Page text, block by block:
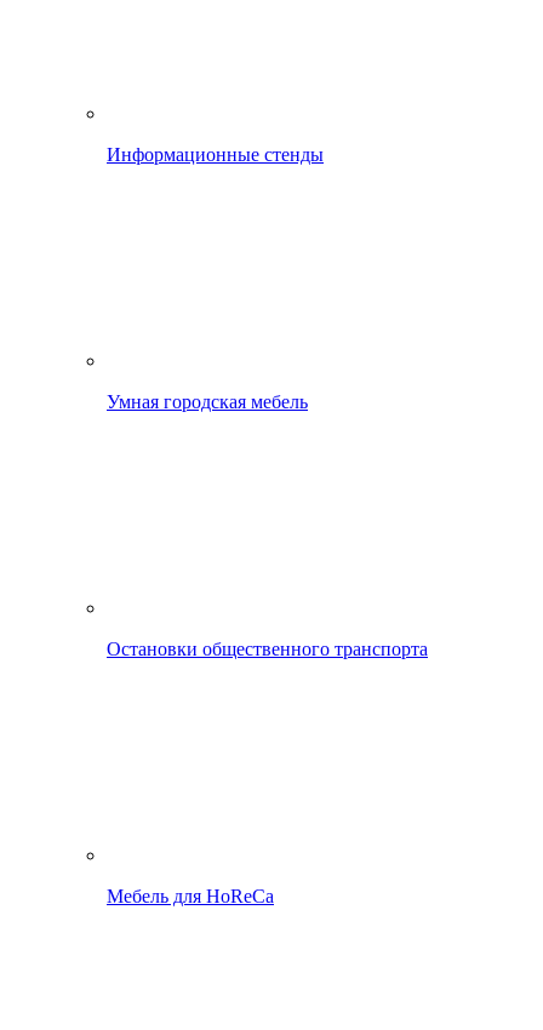
Информационные стенды
Умная городская мебель
Остановки общественного транспорта
Мебель для HoReCa